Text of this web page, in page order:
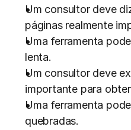
Um consultor deve
páginas realmente
Uma ferramenta
lenta.
Um consultor deve
importante para
Uma ferramenta
quebradas.